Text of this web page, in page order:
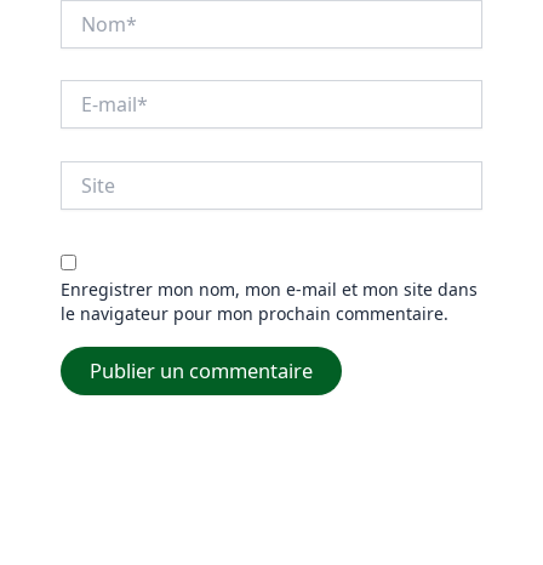
mail*
Enregistrer mon nom, mon e-mail et mon site dans
le navigateur pour mon prochain commentaire.